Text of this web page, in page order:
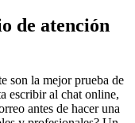
de atención
son la mejor prueba de
escribir al chat online,
antes de hacer una